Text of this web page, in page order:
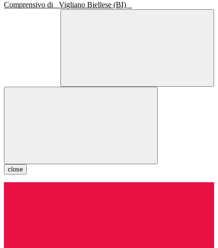
Comprensivo di
Vigliano Biellese (BI)
close